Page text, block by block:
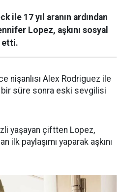
ile 17 yıl aranın ardından
Lopez, aşkını sosyal
etti.
nişanlısı Alex Rodriguez ile
süre sonra eski sevgilisi
yaşayan çiftten Lopez,
ilk paylaşımı yaparak aşkını